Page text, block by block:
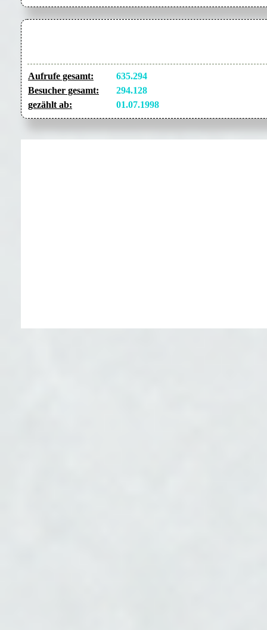
Aufrufe gesamt:
635.294
Besucher gesamt:
294.128
gezählt ab:
01.07.1998